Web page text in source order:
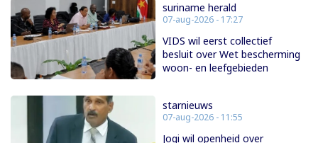
suriname herald
07-aug-2026 - 17:27
VIDS wil eerst collectief
besluit over Wet bescherming
woon- en leefgebieden
starnieuws
07-aug-2026 - 11:55
Jogi wil openheid over